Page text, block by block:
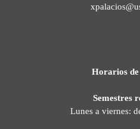
Horarios
Semestres
Lunes a viernes: